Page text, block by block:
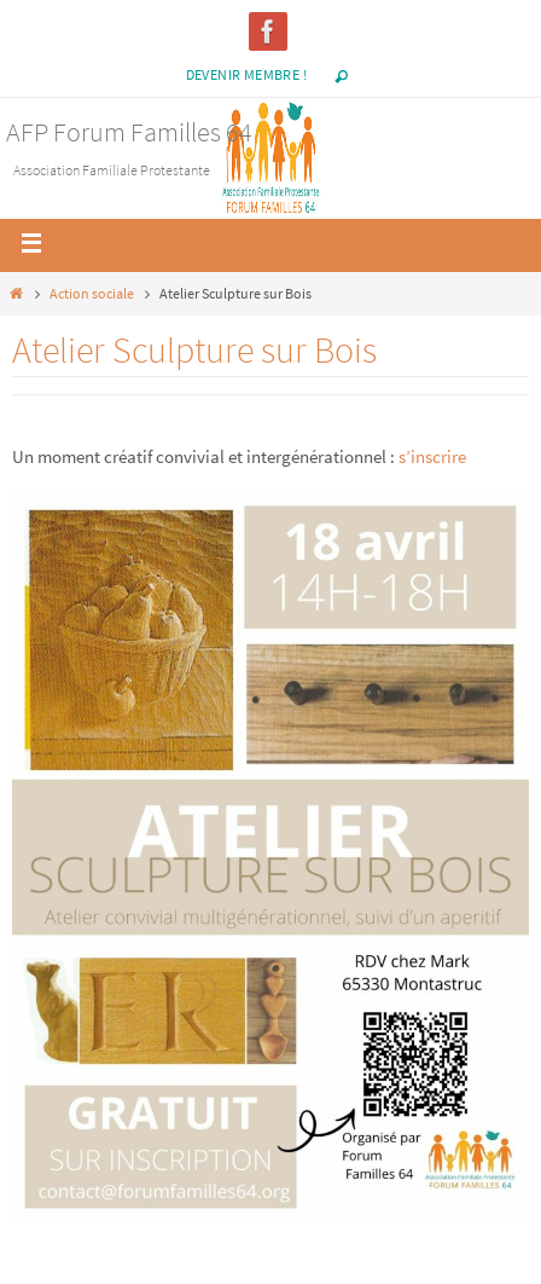
DEVENIR MEMBRE !
AFP Forum Familles 64
Association Familiale Protestante
Action sociale Atelier Sculpture sur Bois
Atelier Sculpture sur Bois
Un moment créatif convivial et intergénérationnel : s’inscrire